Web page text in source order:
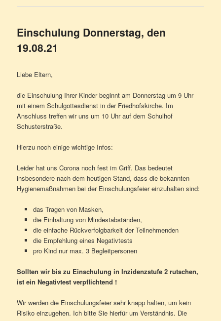
Einschulung Donnerstag, den
19.08.21
Liebe Eltern,
die Einschulung Ihrer Kinder beginnt am Donnerstag um 9 Uhr
mit einem Schulgottesdienst in der Friedhofskirche. Im
Anschluss treffen wir uns um 10 Uhr auf dem Schulhof
Schusterstraße.
Hierzu noch einige wichtige Infos:
Leider hat uns Corona noch fest im Griff. Das bedeutet
insbesondere nach dem heutigen Stand, dass die bekannten
Hygienemaßnahmen bei der Einschulungsfeier einzuhalten sind:
das Tragen von Masken,
die Einhaltung von Mindestabständen,
die einfache Rückverfolgbarkeit der Teilnehmenden
die Empfehlung eines Negativtests
pro Kind nur max. 3 Begleitpersonen
Sollten wir bis zu Einschulung in Inzidenzstufe 2 rutschen,
ist ein Negativtest verpflichtend !
Wir werden die Einschulungsfeier sehr knapp halten, um kein
Risiko einzugehen. Ich bitte Sie hierfür um Verständnis. Die